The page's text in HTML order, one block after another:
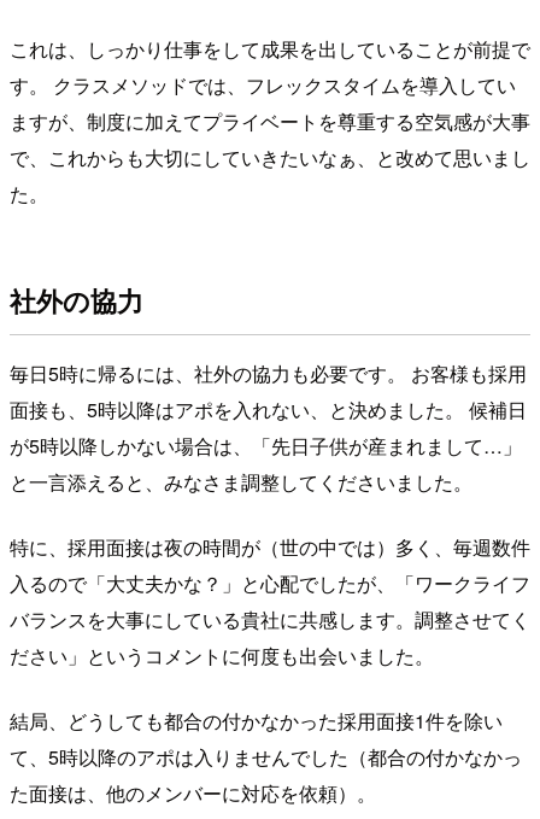
これは、しっかり仕事をして成果を出していることが前提で
す。 クラスメソッドでは、フレックスタイムを導入してい
ますが、制度に加えてプライベートを尊重する空気感が大事
で、これからも大切にしていきたいなぁ、と改めて思いまし
た。
社外の協力
毎日5時に帰るには、社外の協力も必要です。 お客様も採用
面接も、5時以降はアポを入れない、と決めました。 候補日
が5時以降しかない場合は、「先日子供が産まれまして…」
と一言添えると、みなさま調整してくださいました。
特に、採用面接は夜の時間が（世の中では）多く、毎週数件
入るので「大丈夫かな？」と心配でしたが、「ワークライフ
バランスを大事にしている貴社に共感します。調整させてく
ださい」というコメントに何度も出会いました。
結局、どうしても都合の付かなかった採用面接1件を除い
て、5時以降のアポは入りませんでした（都合の付かなかっ
た面接は、他のメンバーに対応を依頼）。